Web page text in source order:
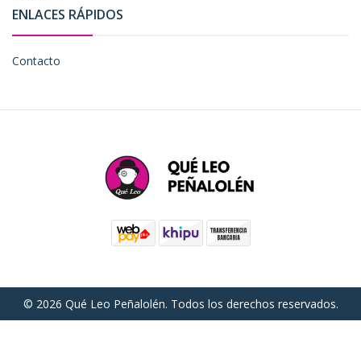
ENLACES RÁPIDOS
Contacto
© 2026 Qué Leo Peñalolén. Todos los derechos reservados.